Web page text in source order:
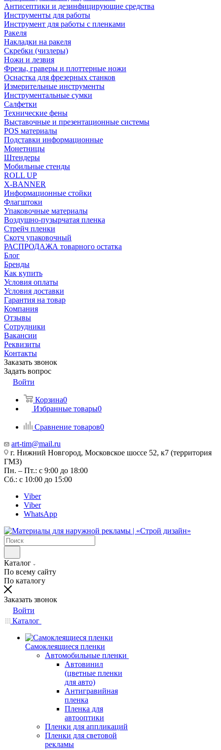
Антисептики и дезинфицирующие средства
Инструменты для работы
Инструмент для работы с пленками
Ракеля
Накладки на ракеля
Скребки (чизлеры)
Ножи и лезвия
Фрезы, граверы и плоттерные ножи
Оснастка для фрезерных станков
Измерительные инструменты
Инструментальные сумки
Салфетки
Технические фены
Выставочные и презентационные системы
POS материалы
Подставки информационные
Монетницы
Штендеры
Мобильные стенды
ROLL UP
X-BANNER
Информационные стойки
Флагштоки
Упаковочные материалы
Воздушно-пузырчатая пленка
Стрейч пленки
Скотч упаковочный
РАСПРОДАЖА товарного остатка
Блог
Бренды
Как купить
Условия оплаты
Условия доставки
Гарантия на товар
Компания
Отзывы
Сотрудники
Вакансии
Реквизиты
Контакты
Заказать звонок
Задать вопрос
Войти
Корзина0
Избранные товары0
Сравнение товаров0
art-tim@mail.ru
г. Нижний Новгород, Московское шоссе 52, к7 (территория
ГМЗ)
Пн. – Пт.: с 9:00 до 18:00
Сб.: с 10:00 до 15:00
Viber
Viber
WhatsApp
Каталог
По всему сайту
По каталогу
Заказать звонок
Войти
Каталог
Самоклеящиеся пленки
Автомобильные пленки
Автовинил
(цветные пленки
для авто)
Антигравийная
пленка
Пленка для
автооптики
Пленки для аппликаций
Пленки для световой
рекламы